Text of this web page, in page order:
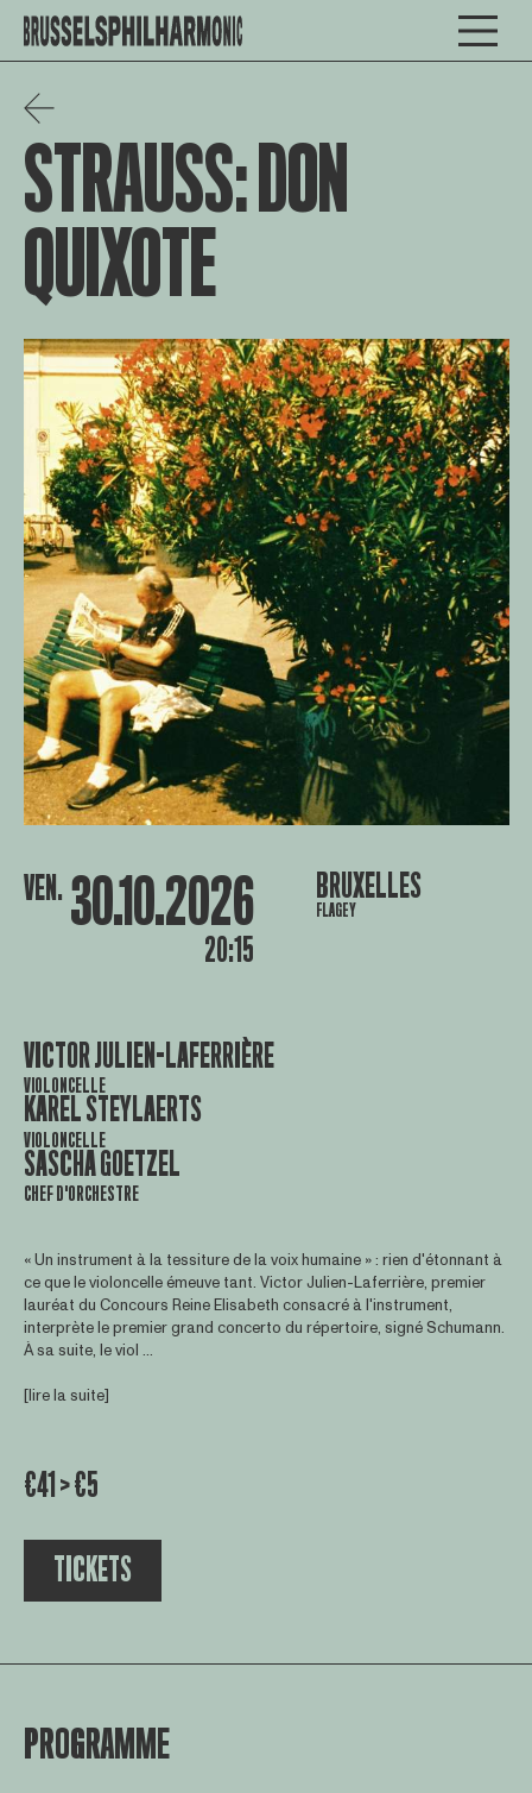
STRAUSS: DON
QUIXOTE
VEN. 30.10.2026
20:15
BRUXELLES
FLAGEY
VICTOR JULIEN-LAFERRIÈRE
VIOLONCELLE
KAREL STEYLAERTS
VIOLONCELLE
SASCHA GOETZEL
CHEF D'ORCHESTRE
« Un instrument à la tessiture de la voix humaine » : rien d'étonnant à
ce que le violoncelle émeuve tant. Victor Julien-Laferrière, premier
lauréat du Concours Reine Elisabeth consacré à l'instrument,
interprète le premier grand concerto du répertoire, signé Schumann.
À sa suite, le viol ...
[lire la suite]
€41 > €5
TICKETS
PROGRAMME